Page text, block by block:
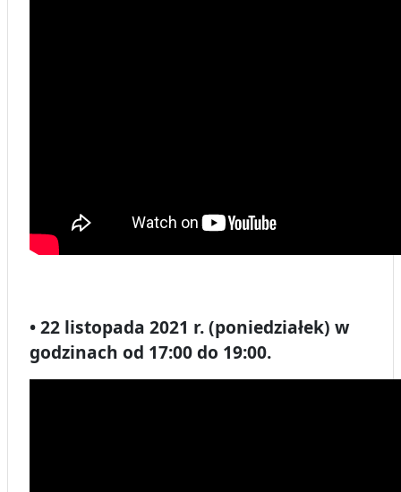
• 22 listopada 2021 r. (poniedziałek) w
godzinach od 17:00 do 19:00.